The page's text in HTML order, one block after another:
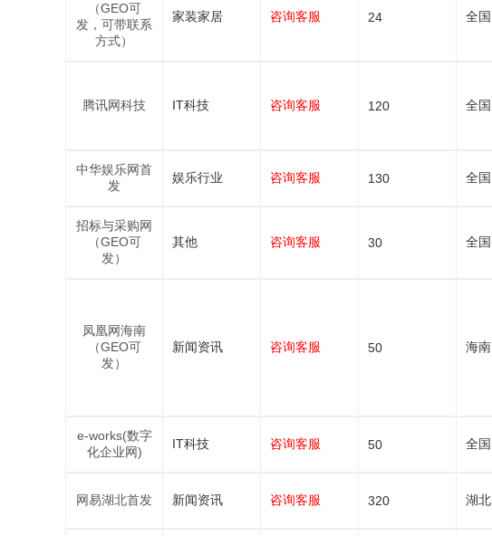
（GEO可
发，可带联系
方式）
家装家居 咨询客服 24 全国
腾讯网科技 IT科技 咨询客服 120 全国
中华娱乐网首
发
娱乐行业 咨询客服 130 全国
招标与采购网
（GEO可
发）
其他 咨询客服 30 全国
凤凰网海南
（GEO可
发）
新闻资讯 咨询客服 50 海南
e-works(数字
化企业网)
IT科技 咨询客服 50 全国
网易湖北首发 新闻资讯 咨询客服 320 湖北